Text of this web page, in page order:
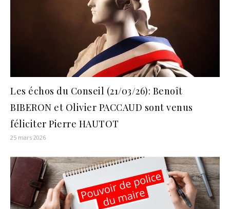
Les échos du Conseil (21/03/26): Benoît
BIBERON et Olivier PACCAUD sont venus
féliciter Pierre HAUTOT
25 mars 2026